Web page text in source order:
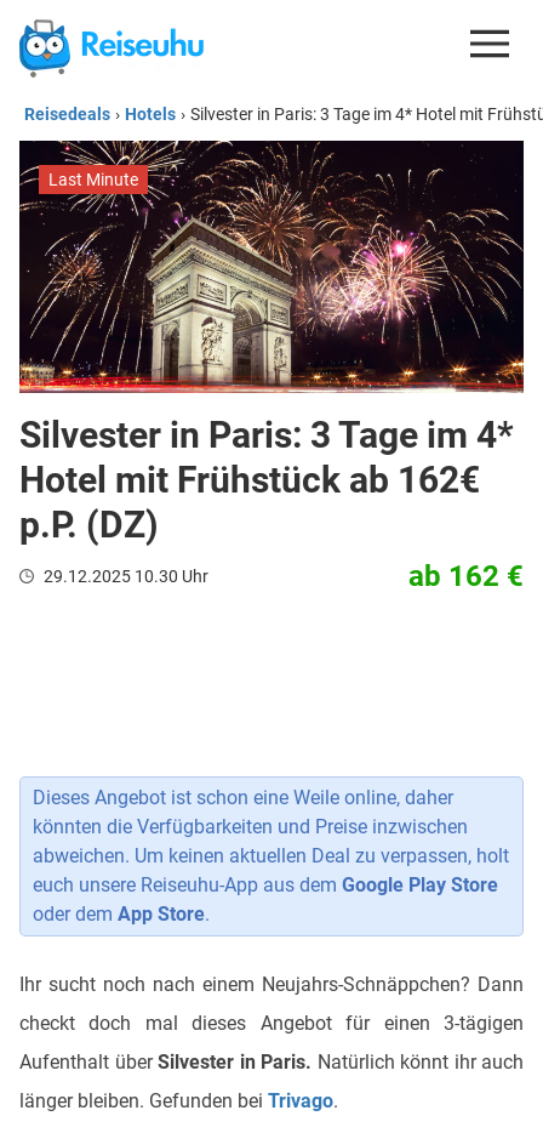
REISEDEALS
GUTSCHEINE
KREDITKARTEN
ESIM
REISEBLOG
Reisedeals › Hotels › Silvester in Paris: 3 Tage im 4* Hotel mit
Last Minute
Silvester in Paris: 3 Tage im 4*
Hotel mit Frühstück ab 162€
p.P. (DZ)
29.12.2025 10.30 Uhr ab 162 €
Dieses Angebot ist schon eine Weile online, daher
könnten die Verfügbarkeiten und Preise inzwischen
abweichen. Um keinen aktuellen Deal zu verpassen, holt
euch unsere Reiseuhu-App aus dem Google Play Store
oder dem App Store.
Ihr sucht noch nach einem Neujahrs-Schnäppchen? Dann
checkt doch mal dieses Angebot für einen 3-tägigen
Aufenthalt überSilvester in Paris. Natürlich könnt ihr auch
länger bleiben. Gefunden bei Trivago.